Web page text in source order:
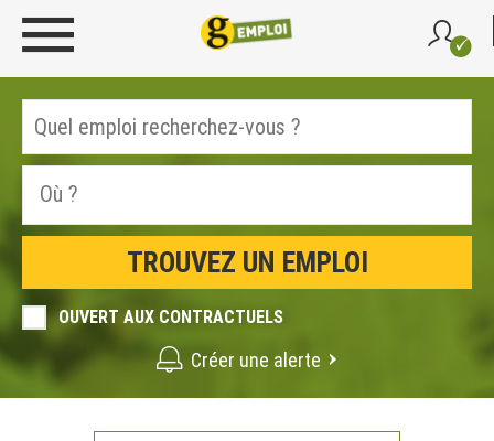
OUVERT AUX CONTRACTUELS
Créer une alerte